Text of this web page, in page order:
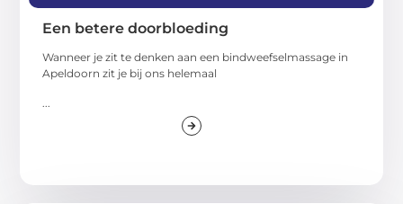
Een betere doorbloeding
Wanneer je zit te denken aan een bindweefselmassage in
Apeldoorn zit je bij ons helemaal